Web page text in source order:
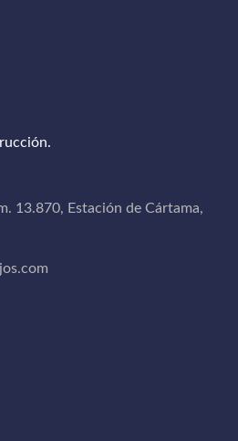
13.870, Estación de Cártama,